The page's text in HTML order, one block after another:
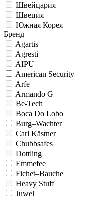
Швейцария
Швеция
Южная Корея
Бренд
Agartis
Agresti
AIPU
American Security
Arfe
Armando G
Be-Tech
Boca Do Lobo
Burg–Wachter
Carl Kästner
Chubbsafes
Dottling
Emmefee
Fichet–Bauche
Heavy Stuff
Juwel